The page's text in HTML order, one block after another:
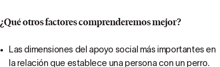
¿Qué otros factores comprenderemos mejor?
Las dimensiones del apoyo social más importantes en
la relación que establece una persona con un perro.